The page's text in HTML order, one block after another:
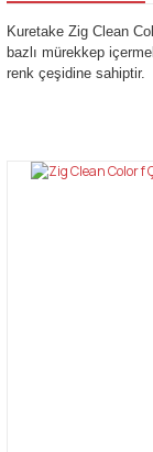
Kuretake Zig Clean
bazlı mürekkep
renk çeşidine sahiptir.
Bu ürünün fiyat
tarafımıza